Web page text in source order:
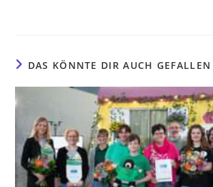
DAS KÖNNTE DIR AUCH GEFALLEN